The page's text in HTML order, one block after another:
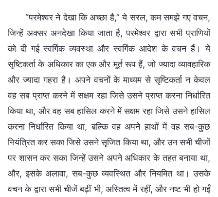
“परमेश्वर ने देखा कि अच्छा है,” ये सरल, कम समझे गए वचन,
जिन्हें अक्सर अनदेखा किया जाता है, परमेश्वर द्वारा सभी प्राणियों
को दी गई स्वर्गिक व्यवस्था और स्वर्गिक आदेश के वचन हैं। ये
सृष्टिकर्ता के अधिकार का एक और मूर्त रूप हैं, जो ज्यादा व्यावहारिक
और ज्यादा गहरा है। अपने वचनों के माध्यम से सृष्टिकर्ता न केवल
वह सब प्राप्त करने में सक्षम रहा जिसे उसने प्राप्त करना निर्धारित
किया था, और वह सब हासिल करने में सक्षम रहा जिसे उसने हासिल
करना निर्धारित किया था, बल्कि वह अपने हाथों में वह सब-कुछ
नियंत्रित कर सका जिसे उसने सृजित किया था, और उन सभी चीजों
पर शासन कर सका जिन्हें उसने अपने अधिकार के तहत बनाया था,
और, इसके अलावा, सब-कुछ व्यवस्थित और नियमित था। उसके
वचन के द्वारा सभी चीजें बढ़ीं भी, अस्तित्व में रहीं, और नष्ट भी हो गईं